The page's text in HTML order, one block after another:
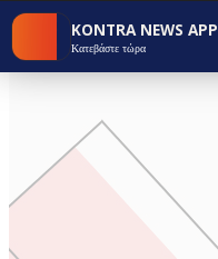
KONTRA NEWS APP
Κατεβάστε τώρα